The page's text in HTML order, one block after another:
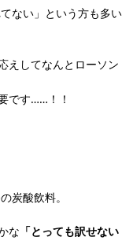
ない」という方も多い
えしてなんとローソン
です……！！
炭酸飲料。
な 「とっても訳せない